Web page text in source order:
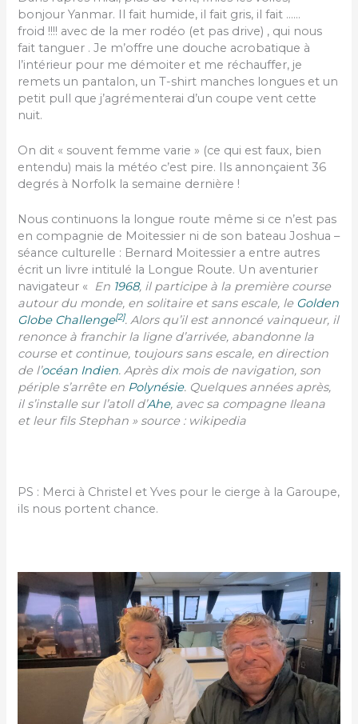
bonjour Yanmar. Il fait humide, il fait gris, il fait ……
froid !!!! avec de la mer rodéo (et pas drive) , qui nous
fait tanguer . Je m’offre une douche acrobatique à
l’intérieur pour me démoiter et me réchauffer, je
remets un pantalon, un T-shirt manches longues et un
petit pull que j’agrémenterai d’un coupe vent cette
nuit.
On dit « souvent femme varie » (ce qui est faux, bien
entendu) mais la météo c’est pire. Ils annonçaient 36
degrés à Norfolk la semaine dernière !
Nous continuons la longue route même si ce n’est pas
en compagnie de Moitessier ni de son bateau Joshua –
séance culturelle : Bernard Moitessier a entre autres
écrit un livre intitulé la Longue Route. Un aventurier
navigateur « En 1968, il participe à la première course
autour du monde, en solitaire et sans escale, le Golden
Globe Challenge[2]. Alors qu’il est annoncé vainqueur, il
renonce à franchir la ligne d’arrivée, abandonne la
course et continue, toujours sans escale, en direction
de l’océan Indien. Après dix mois de navigation, son
périple s’arrête en Polynésie. Quelques années après,
il s’installe sur l’atoll d’Ahe, avec sa compagne Ileana
et leur fils Stephan » source : wikipedia
PS : Merci à Christel et Yves pour le cierge à la Garoupe,
ils nous portent chance.